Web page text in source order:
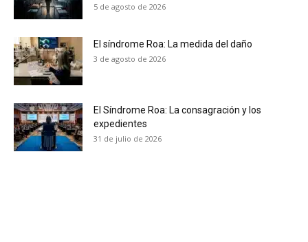
No te pierdas de las
5 de agosto de 2026
El síndrome Roa: La medida del daño
3 de agosto de 2026
El Síndrome Roa: La consagración y los
expedientes
31 de julio de 2026